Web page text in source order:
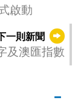
啟動
一則新聞
及澳匯指數